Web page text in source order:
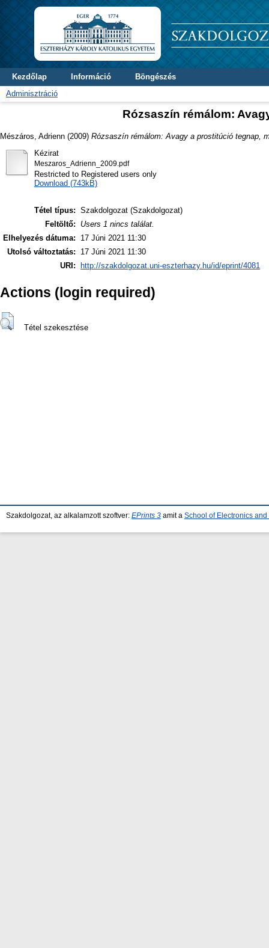
Kezdőlap Információ
Böngészés
Adminisztráció
Rózsaszín rémálom:
Mészáros, Adrienn (2009) Rózsaszín rémálom: Avagy a prostitúció tegnap,
Kézirat
Meszaros_Adrienn_2009.pdf
Restricted to Registered users only
Download (743kB)
Tétel típus: Szakdolgozat (Szakdolgozat)
Feltöltő:
Users 1 nincs találat.
Elhelyezés dátuma:
17 Júni 2021 11:30
Utolsó változtatás:
17 Júni 2021 11:30
URI:
http://szakdolgozat.uni-eszterhazy.hu/id/eprint/4081
Actions (login required)
Tétel szekesztése
Szakdolgozat, az alkalamzott szoftver: EPrints 3 amit a School of Electronics